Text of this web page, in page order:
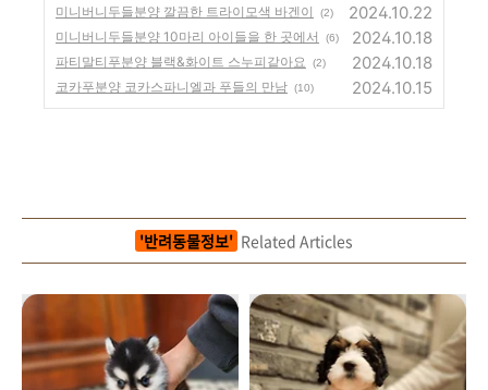
미니버니두들분양 깔끔한 트라이모색 바겐이 (2) 2024.10.22
미니버니두들분양 10마리 아이들을 한 곳에서 (6) 2024.10.18
파티말티푸분양 블랙&화이트 스누피같아요 (2) 2024.10.18
코카푸분양 코카스파니엘과 푸들의 만남 (10) 2024.10.15
'반려동물정보' Related Articles